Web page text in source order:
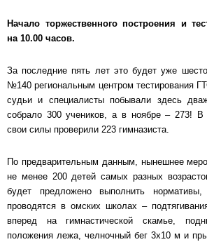
Начало торжественного построения и
на 10.00 часов.
За последние пять лет это будет уже
№140 региональным центром тестирования
судьи и специалисты побывали здесь
собрало 300 учеников, а в ноябре – 273! В
свои силы проверили 223 гимназиста.
По предварительным данным, нынешнее
не менее 200 детей самых разных
будет предложено выполнить нормативы,
проводятся в омских школах –
вперед на гимнастической скамье,
положения лежа, челночный бег 3х10 м и